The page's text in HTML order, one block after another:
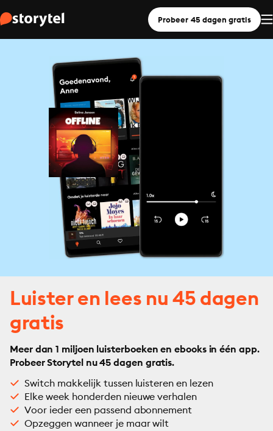
Probeer 45 dagen gratis
Luister en lees nu 45 dagen
gratis
Meer dan 1 miljoen luisterboeken en ebooks in één app.
Probeer Storytel nu 45 dagen gratis.
Switch makkelijk tussen luisteren en lezen
Elke week honderden nieuwe verhalen
Voor ieder een passend abonnement
Opzeggen wanneer je maar wilt